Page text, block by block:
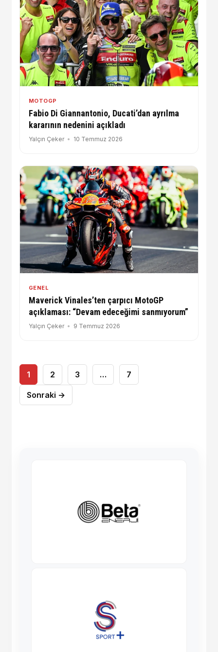
MOTOGP
Fabio Di Giannantonio, Ducati’dan ayrılma
kararının nedenini açıkladı
Yalçın Çeker 10 Temmuz 2026
GENEL
Maverick Vinales’ten çarpıcı MotoGP
açıklaması: “Devam edeceğimi sanmıyorum”
Yalçın Çeker 9 Temmuz 2026
Yazı
sayfalaması
1 2 3 … 7
Sonraki →